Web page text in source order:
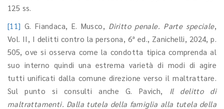
125 ss.
[11] G. Fiandaca, E. Musco, Diritto penale. Parte speciale,
Vol. II, I delitti contro la persona, 6ª ed., Zanichelli, 2024, p.
505, ove si osserva come la condotta tipica comprenda al
suo interno quindi una estrema varietà di modi di agire
tutti unificati dalla comune direzione verso il maltrattare.
Sul punto si consulti anche G. Pavich,
Il delitto di
maltrattamenti. Dalla tutela della famiglia alla tutela della